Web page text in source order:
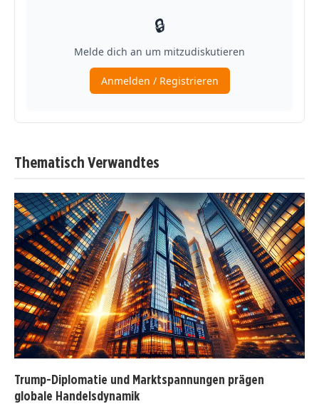
Thematisch Verwandtes
Trump-Diplomatie und Marktspannungen prägen
globale Handelsdynamik